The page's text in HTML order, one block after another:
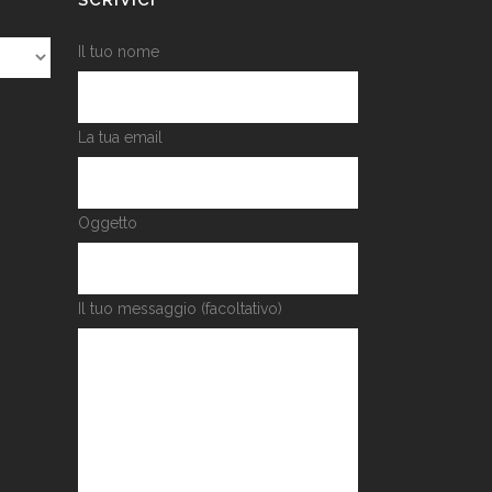
Il tuo nome
La tua email
Oggetto
Il tuo messaggio (facoltativo)